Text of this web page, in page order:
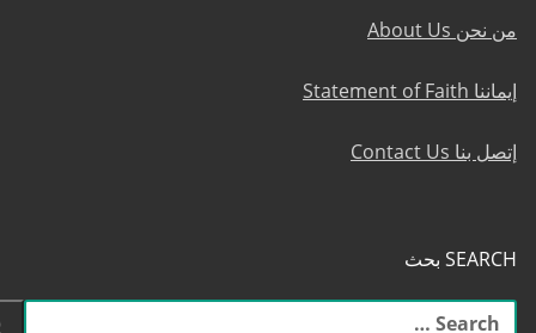
من نحن About Us
إيماننا Statement of Faith
إتصل بنا Contact Us
SEARCH بحث
البحث